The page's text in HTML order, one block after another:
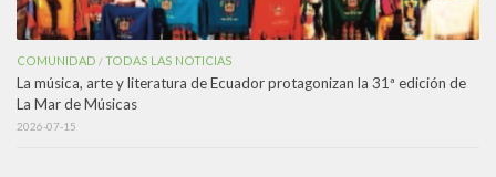
COMUNIDAD /TODAS LAS NOTICIAS
La música, arte y literatura de Ecuador protagonizan la 31ª edición de
La Mar de Músicas
2026-07-15